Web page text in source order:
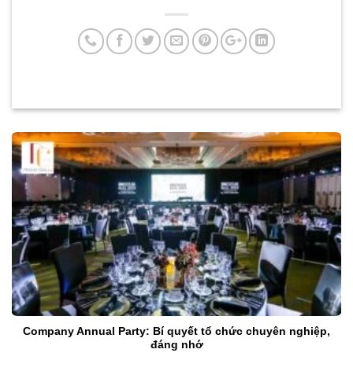
Company Annual Party: Bí quyết tổ chức chuyên nghiệp,
đáng nhớ